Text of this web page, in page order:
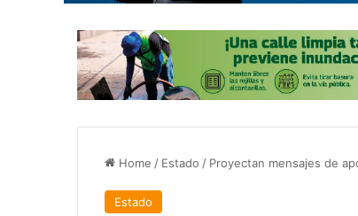
Home / Estado / Proyectan mensajes de
Estado